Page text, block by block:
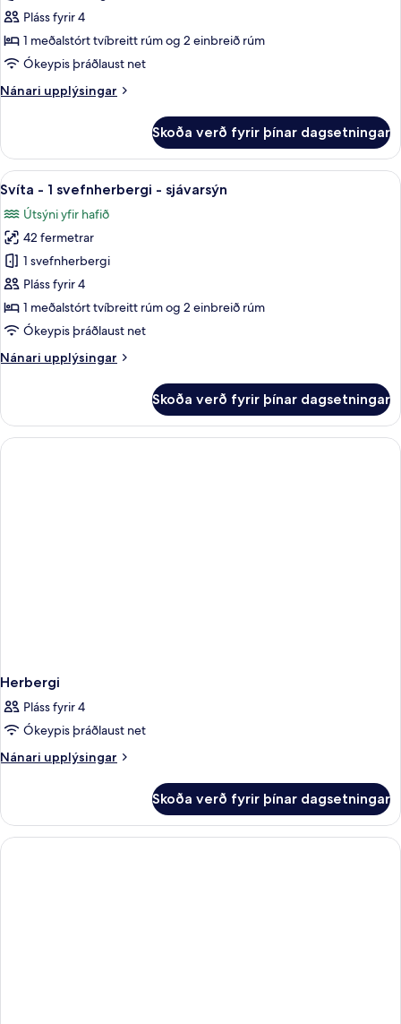
Svíta
-
1
Pláss fyrir 4
1 meðalstórt tvíbreitt rúm og 2 einbreið rúm
Ókeypis þráðlaust net
Nánari upplýsingar
Nánari
-
svefnherbergi
Skoða verð fyrir þínar dagsetningar
Skoða
allar
myndir
fyrir
Svíta
-
1
svefnherbergi
sjávarsýn
18
Svíta - 1 svefnherbergi - sjávarsýn
Útsýni yfir hafið
42 fermetrar
1 svefnherbergi
Pláss fyrir 4
1 meðalstórt tvíbreitt rúm og 2 einbreið rúm
Ókeypis þráðlaust net
Nánari upplýsingar
Nánari
-
svefnherbergi
Skoða verð fyrir þínar dagsetningar
Herbergi
Pláss fyrir 4
Ókeypis þráðlaust net
Nánari upplýsingar
Nánari
Skoða verð fyrir þínar dagsetningar